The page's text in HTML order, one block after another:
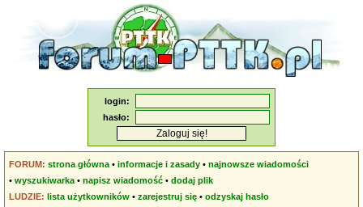
login:
hasło:
FORUM: strona główna •informacje i zasady •najnowsze wiadomości
•wyszukiwarka •napisz wiadomość •dodaj plik
LUDZIE: lista użytkowników •zarejestruj się •odzyskaj hasło